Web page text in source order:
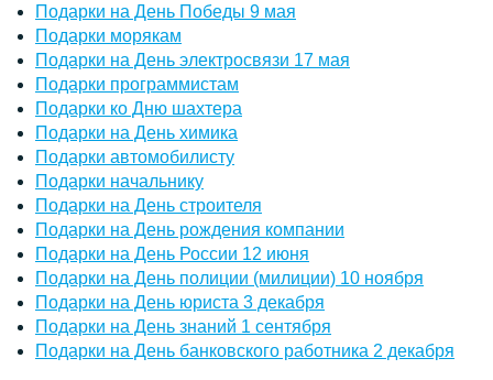
Подарки на День Победы 9 мая
Подарки морякам
Подарки на День электросвязи 17 мая
Подарки программистам
Подарки ко Дню шахтера
Подарки на День химика
Подарки автомобилисту
Подарки начальнику
Подарки на День строителя
Подарки на День рождения компании
Подарки на День России 12 июня
Подарки на День полиции (милиции) 10 ноября
Подарки на День юриста 3 декабря
Подарки на День знаний 1 сентября
Подарки на День банковского работника 2 декабря